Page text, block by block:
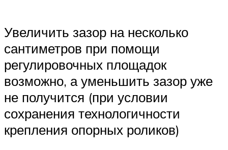
Увеличить зазор на несколько
сантиметров при помощи
регулировочных площадок
возможно, а уменьшить зазор уже
не получится (при условии
сохранения технологичности
крепления опорных роликов)